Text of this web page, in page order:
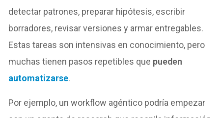
detectar patrones, preparar hipótesis, escribir
borradores, revisar versiones y armar entregables.
Estas tareas son intensivas en conocimiento, pero
muchas tienen pasos repetibles que pueden
automatizarse.
Por ejemplo, un workflow agéntico podría empezar